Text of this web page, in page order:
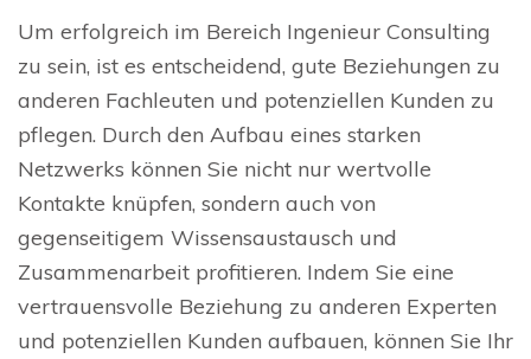
Um erfolgreich im Bereich Ingenieur Consulting
zu sein, ist es entscheidend, gute Beziehungen zu
anderen Fachleuten und potenziellen Kunden zu
pflegen. Durch den Aufbau eines starken
Netzwerks können Sie nicht nur wertvolle
Kontakte knüpfen, sondern auch von
gegenseitigem Wissensaustausch und
Zusammenarbeit profitieren. Indem Sie eine
vertrauensvolle Beziehung zu anderen Experten
und potenziellen Kunden aufbauen, können Sie Ihr